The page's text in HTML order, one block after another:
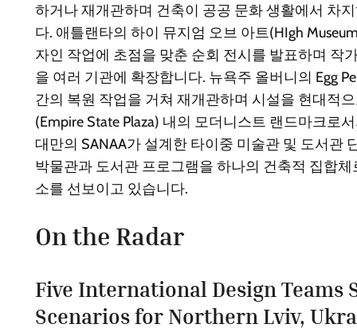
하거나 재개관하며 건축이 공공 문화 생활에서 차
다. 애틀랜타의 하이 뮤지엄 오브 아트(HIgh
자인 작업에 초점을 맞춘 순회 전시를 발표하며 작
을 여러 기관에 확장합니다. 뉴욕주 올버니의 Egg
간의 복원 작업을 거쳐 재개관하며 시설을 현대적
(Empire State Plaza) 내의 모더니스트 랜드마크로
대만의 SANAA가 설계한 타이중 미술관 및 도서관
박물관과 도서관 프로그램을 하나의 건축적 집합
소를 선보이고 있습니다.
On the Radar
Five International Design Teams
Scenarios for Northern Lviv,